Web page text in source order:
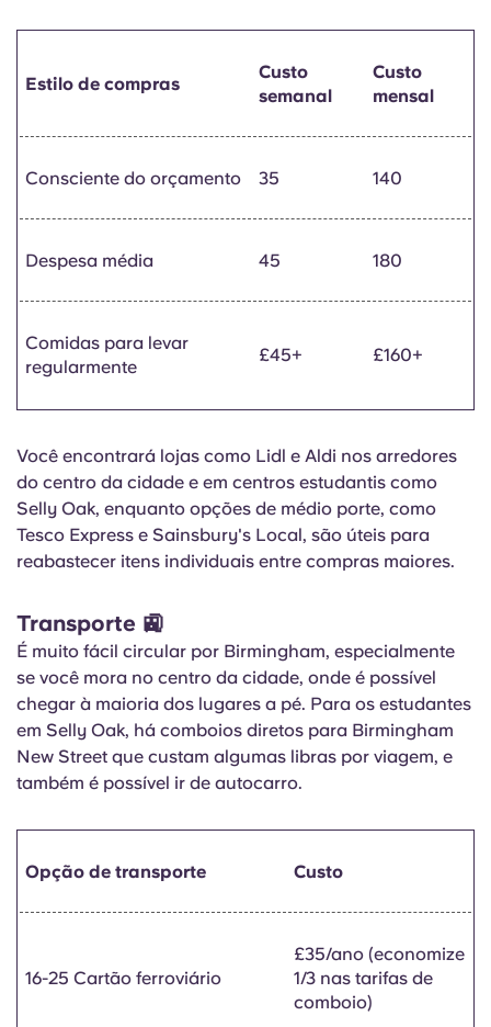
Estilo de compras
Custo
semanal
Custo
mensal
Consciente do orçamento 35 140
Despesa média 45 180
Comidas para levar
regularmente
£45+ £160+
Você encontrará lojas como Lidl e Aldi nos arredores
do centro da cidade e em centros estudantis como
Selly Oak, enquanto opções de médio porte, como
Tesco Express e Sainsbury's Local, são úteis para
reabastecer itens individuais entre compras maiores.
Transporte 🚉
É muito fácil circular por Birmingham, especialmente
se você mora no centro da cidade, onde é possível
chegar à maioria dos lugares a pé. Para os estudantes
em Selly Oak, há comboios diretos para Birmingham
New Street que custam algumas libras por viagem, e
também é possível ir de autocarro.
Opção de transporte Custo
16-25 Cartão ferroviário
£35/ano (economize
1/3 nas tarifas de
comboio)